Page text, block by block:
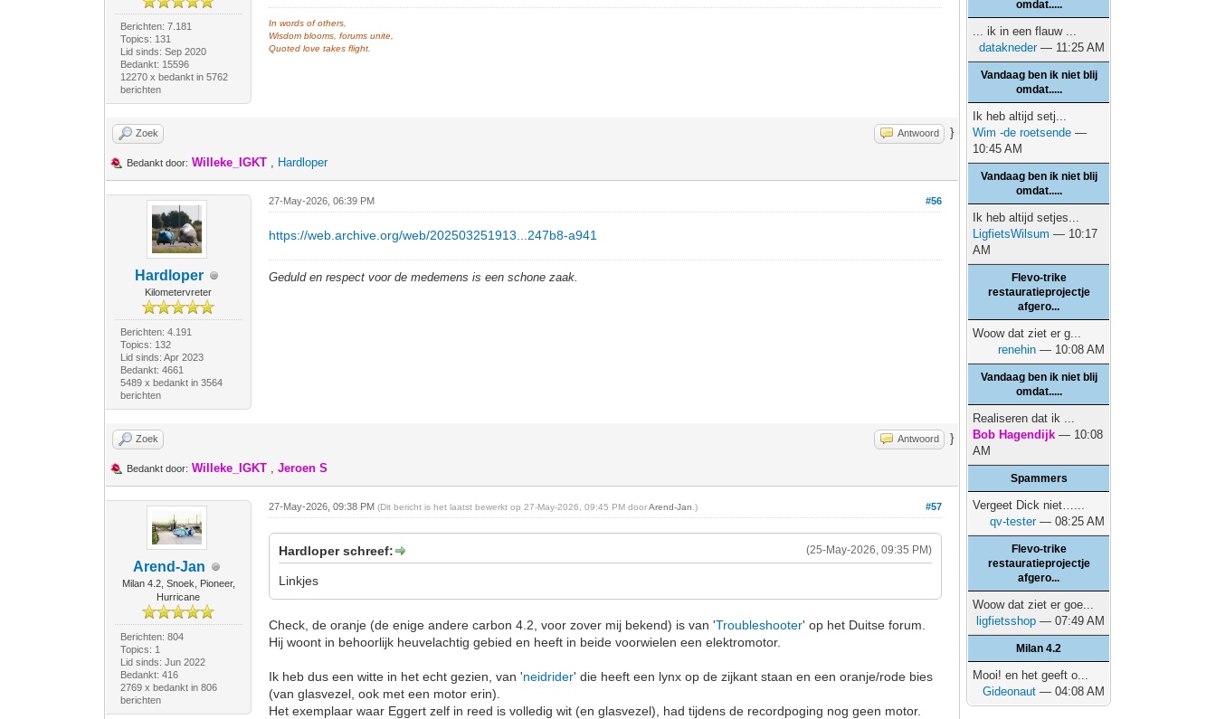
Berichten: 7.181
Topics: 131
Lid sinds: Sep 2020
Bedankt: 15596
12270 x bedankt in 5762
berichten
In words of others,
Wisdom blooms, forums unite,
Quoted love takes flight.
Zoek Antwoord }
Bedankt door: Willeke_IGKT , Hardloper
Hardloper
Kilometervreter
Berichten: 4.191
Topics: 132
Lid sinds: Apr 2023
Bedankt: 4661
5489 x bedankt in 3564
berichten
#56
27-May-2026, 06:39 PM
https://web.archive.org/web/202503251913...247b8-a941
Geduld en respect voor de medemens is een schone zaak.
Zoek Antwoord }
Bedankt door: Willeke_IGKT ,Jeroen S
Arend-Jan
Milan 4.2, Snoek, Pioneer,
Hurricane
Berichten: 804
Topics: 1
Lid sinds: Jun 2022
Bedankt: 416
2769 x bedankt in 806
berichten
#57
27-May-2026, 09:38 PM(Dit bericht is het laatst bewerkt op 27-May-2026, 09:45 PM doorArend-Jan .)
(25-May-2026, 09:35 PM)
Hardloper schreef:
Linkjes
Check, de oranje (de enige andere carbon 4.2, voor zover mij bekend) is van 'Troubleshooter' op het Duitse forum.
Hij woont in behoorlijk heuvelachtig gebied en heeft in beide voorwielen een elektromotor.
Ik heb dus een witte in het echt gezien, van 'neidrider' die heeft een lynx op de zijkant staan en een oranje/rode bies
(van glasvezel, ook met een motor erin).
Het exemplaar waar Eggert zelf in reed is volledig wit (en glasvezel), had tijdens de recordpoging nog geen motor.
omdat.....
... ik in een flauw ...
datakneder— 11:25 AM
Vandaag ben ik niet blij
omdat.....
Ik heb altijd setj...
Wim -de roetsende —
10:45 AM
Vandaag ben ik niet blij
omdat.....
Ik heb altijd setjes...
LigfietsWilsum — 10:17
AM
Flevo-trike
restauratieprojectje
afgero...
Woow dat ziet er g...
renehin — 10:08 AM
Vandaag ben ik niet blij
omdat.....
Realiseren dat ik ...
Bob Hagendijk — 10:08
AM
Spammers
Vergeet Dick niet…...
qv-tester— 08:25 AM
Flevo-trike
restauratieprojectje
afgero...
Woow dat ziet er goe...
ligfietsshop — 07:49 AM
Milan 4.2
Mooi! en het geeft o...
Gideonaut — 04:08 AM